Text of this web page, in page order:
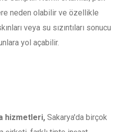
neden olabilir ve özellikle
veya su sızıntıları sonucu
yol açabilir.
hizmetleri, Sakarya'da birçok